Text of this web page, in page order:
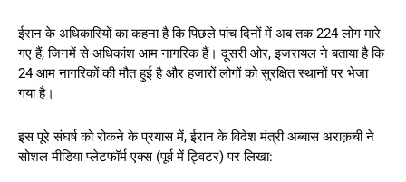
ईरान के अधिकारियों का कहना है कि पिछले पांच दिनों में अब तक 224 लोग मारे
गए हैं, जिनमें से अधिकांश आम नागरिक हैं। दूसरी ओर, इजरायल ने बताया है कि
24 आम नागरिकों की मौत हुई है और हजारों लोगों को सुरक्षित स्थानों पर भेजा
गया है।
इस पूरे संघर्ष को रोकने के प्रयास में, ईरान के विदेश मंत्री अब्बास अराक़ची ने
सोशल मीडिया प्लेटफॉर्म एक्स (पूर्व में ट्विटर) पर लिखा: